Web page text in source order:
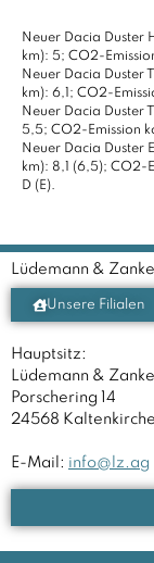
Neuer Dacia Duster
km): 5; CO2-
Neuer Dacia Duster
km): 6,1; CO2-
Neuer Dacia Duster
5,5; CO2-Emission
Neuer Dacia Duster
km): 8,1 (6,5); CO2-
D (E).
Lüdemann &
Unsere Filialen
Hauptsitz:
Lüdemann &
Porschering 14
24568
E-Mail: info@lz.ag